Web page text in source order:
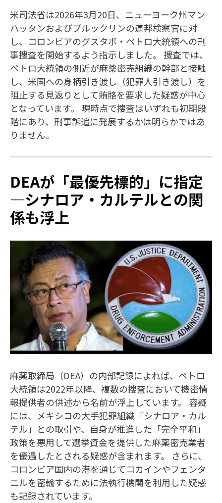
米司法省は2026年3月20日、ニューヨーク州マン
ハッタンおよびブルックリンの連邦検察官に対
し、コロンビアのグスタボ・ペトロ大統領への刑
事捜査を開始するよう指示しました。 捜査では、
ペトロ大統領の側近が麻薬密売組織の幹部と接触
し、米国への身柄引き渡し（犯罪人引き渡し）を
阻止する見返りとして賄賂を要求した疑惑が中心
となっています。 現時点で捜査はいずれも初期段
階にあり、刑事訴追に発展するかは明らかではあ
りません。
DEAが「最優先標的」に指定
—シナロア・カルテルとの関
係も浮上
麻薬取締局（DEA）の内部記録によれば、ペトロ
大統領は2022年以降、複数の捜査において機密情
報提供者の供述から名前が浮上しています。 容疑
には、メキシコの大手犯罪組織「シナロア・カル
テル」との取引や、自身が推進した「完全平和」
政策を悪用して選挙資金を提供した麻薬密売業者
を優遇したとされる疑惑が含まれます。 さらに、
コロンビア国内の港を通じてコカインやフェンタ
ニルを密輸するために法執行機関を利用した疑惑
も記録されています。